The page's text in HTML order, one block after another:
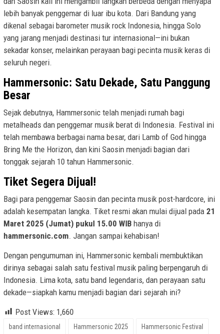
lebih banyak penggemar di luar ibu kota. Dari Bandung yang
dikenal sebagai barometer musik rock Indonesia, hingga Solo
yang jarang menjadi destinasi tur internasional—ini bukan
sekadar konser, melainkan perayaan bagi pecinta musik keras di
seluruh negeri.
Hammersonic: Satu Dekade, Satu Panggung
Besar
Sejak debutnya, Hammersonic telah menjadi rumah bagi
metalheads dan penggemar musik berat di Indonesia. Festival ini
telah membawa berbagai nama besar, dari Lamb of God hingga
Bring Me the Horizon, dan kini Saosin menjadi bagian dari
tonggak sejarah 10 tahun Hammersonic.
Tiket Segera Dijual!
Bagi para penggemar Saosin dan pecinta musik post-hardcore, ini
adalah kesempatan langka. Tiket resmi akan mulai dijual pada 21
Maret 2025 (Jumat) pukul 15.00 WIB hanya di
hammersonic.com. Jangan sampai kehabisan!
Dengan pengumuman ini, Hammersonic kembali membuktikan
dirinya sebagai salah satu festival musik paling berpengaruh di
Indonesia. Lima kota, satu band legendaris, dan perayaan satu
dekade—siapkah kamu menjadi bagian dari sejarah ini?
Post Views: 1,660
band internasional Hammersonic 2025 Hammersonic Festival